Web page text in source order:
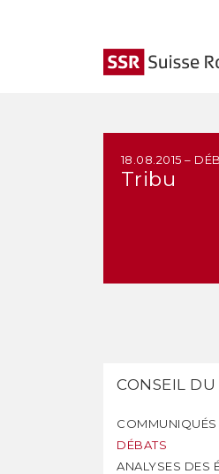
CONSEIL
COMMUNIQUÉS
DÉBATS
ANALYSES DES
18.08.2015 –
Tribu